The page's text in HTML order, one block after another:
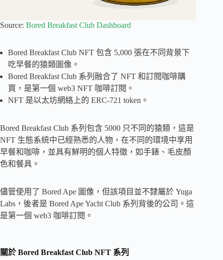
Source: Bored Breakfast Club Dashboard
Bored Breakfast Club NFT 包含 5,000 張在不同背景下
吃早餐的猿類圖像。
Bored Breakfast Club 系列融合了 NFT 和訂閱咖啡購
買，是第一個 web3 NFT 咖啡訂閱。
NFT 是以太坊網絡上的 ERC-721 token。
Bored Breakfast Club 系列包含 5000 只不同的猿類，這是
NFT 生態系統中已經熟悉的人物，在不同的環境中享用
早餐和咖啡，並具有鮮明的個人特徵，如手錶、毛皮顏
色和餐具。
儘管使用了 Bored Ape 圖像，但該項目並不隸屬於 Yuga
Labs，後者是 Bored Ape Yacht Club 系列背後的公司。這
是第一個 web3 咖啡訂閱。
關於 Bored Breakfast Club NFT 系列